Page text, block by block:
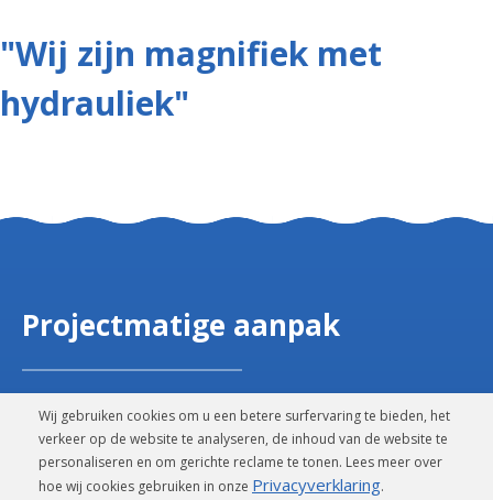
"Wij zijn magnifiek met
hydrauliek"
Projectmatige aanpak
Wij zien elke klantvraag als een nieuw project. Onze
projectmatige benadering resulteert in een klant- en
Wij gebruiken cookies om u een betere surfervaring te bieden, het
verkeer op de website te analyseren, de inhoud van de website te
personaliseren en om gerichte reclame te tonen. Lees meer over
hoe wij cookies gebruiken in onze Privacyverklaring.